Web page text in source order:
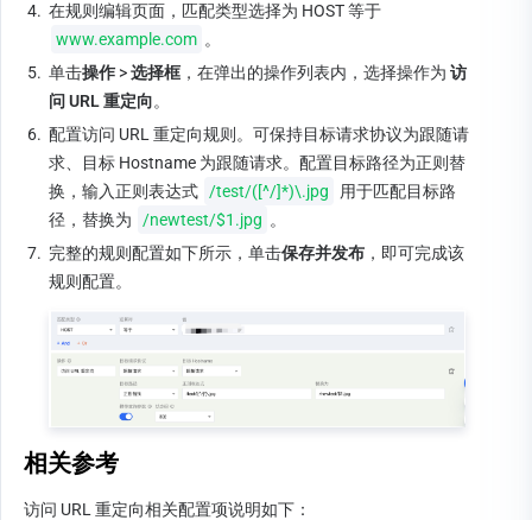
4. 在规则编辑页面，匹配类型选择为 HOST 等于
www.example.com 。
5. 单击操作 > 选择框，在弹出的操作列表内，选择操作为 访
问 URL 重定向。
6. 配置访问 URL 重定向规则。可保持目标请求协议为跟随请
求、目标 Hostname 为跟随请求。配置目标路径为正则替
换，输入正则表达式
/test/([^/]*)\.jpg
用于匹配目标路
径，替换为
/newtest/$1.jpg 。
7. 完整的规则配置如下所示，单击保存并发布 ，即可完成该
规则配置。
相关参考
访问 URL 重定向相关配置项说明如下：